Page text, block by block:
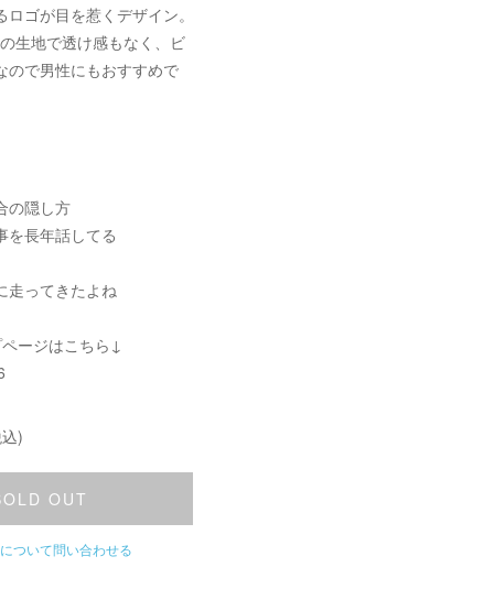
ゴが目を惹くデザイン。
生地で透け感もなく、ビ
ので男性にもおすすめで
の隠し方
を長年話してる
走ってきたよね
ージはこちら↓
)
OUT
ついて問い合わせる